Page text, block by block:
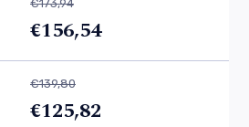
€173,94
€156,54
€139,80
€125,82